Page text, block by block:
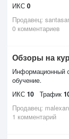
ИКС 0
Продавец:
0 комментариев
Обзоры на
Информационный
обучение.
ИКС 10 Трафик
Продавец:
1 комментарий